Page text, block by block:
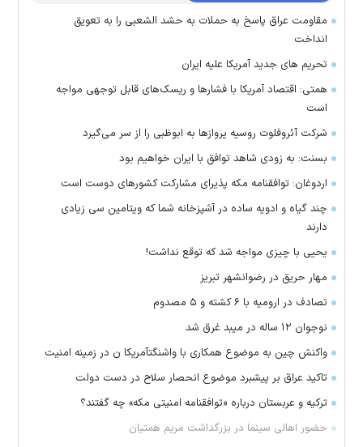
مقاومت عراق پاسخ به حملات به حشد الشعبی را به تعویق
انداخت
تحریم های جدید آمریکا علیه ایران
همتی: اقتصاد آمریکا با فشارها و ریسک‌های قابل توجهی مواجه
است
شرکت آئروفلوت روسیه پرواز‌ها به ابوظبی را از سر می‌گیرد
بسنت: به زودی شاهد توافق با ایران خواهیم بود
اردوغان: توافقنامه مکه پذیرای مشارکت کشور‌های دوست است
چند گیاه و ادویه ساده در آشپزخانه شما که ویتامین سی زیادی
دارند
یحیی با چیزی مواجه شد که توقع نداشت!
مهار حریق در رضوانشهر تبریز
تصادف در ارومیه با ۶ کشته و ۵ مصدوم
نوجوان ۱۲ ساله در میبد غرق شد
واکنش چین به موضوع همکاری با واشنگتآمریکا ن در زمینه امنیت
تاکید عراق بر پیشبرد موضوع انحصار سلاح در دست دولت
ترکیه و عربستان درباره «توافقنامه امنیتی مکه» چه گفتند؟
حضور اهالی سینما در بزرگداشت مریم همتیان